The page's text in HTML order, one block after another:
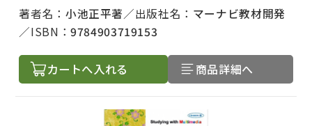
著者名： 小池正平著 出版社名： マーナビ教材開発
ISBN：9784903719153
カートへ入れる 商品詳細へ